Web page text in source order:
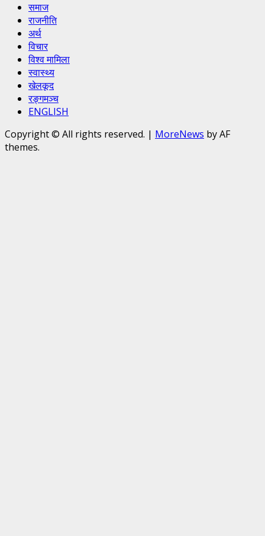
समाज
राजनीति
अर्थ
विचार
विश्व मामिला
स्वास्थ्य
खेलकूद
रङ्गमञ्च
ENGLISH
Copyright © All rights reserved. | MoreNews by AF
themes.